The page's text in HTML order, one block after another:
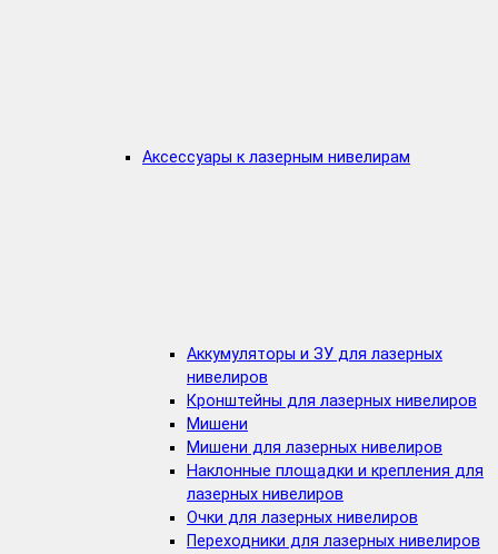
Аксессуары к лазерным нивелирам
Аккумуляторы и ЗУ для лазерных
нивелиров
Кронштейны для лазерных нивелиров
Мишени
Мишени для лазерных нивелиров
Наклонные площадки и крепления для
лазерных нивелиров
Очки для лазерных нивелиров
Переходники для лазерных нивелиров